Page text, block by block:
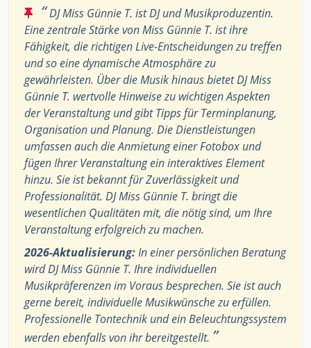
“DJ Miss Günnie T. ist DJ und Musikproduzentin.
Eine zentrale Stärke von Miss Günnie T. ist ihre
Fähigkeit, die richtigen Live-Entscheidungen zu treffen
und so eine dynamische Atmosphäre zu
gewährleisten. Über die Musik hinaus bietet DJ Miss
Günnie T. wertvolle Hinweise zu wichtigen Aspekten
der Veranstaltung und gibt Tipps für Terminplanung,
Organisation und Planung. Die Dienstleistungen
umfassen auch die Anmietung einer Fotobox und
fügen Ihrer Veranstaltung ein interaktives Element
hinzu. Sie ist bekannt für Zuverlässigkeit und
Professionalität. DJ Miss Günnie T. bringt die
wesentlichen Qualitäten mit, die nötig sind, um Ihre
Veranstaltung erfolgreich zu machen.
2026-Aktualisierung:In einer persönlichen Beratung
wird DJ Miss Günnie T. Ihre individuellen
Musikpräferenzen im Voraus besprechen. Sie ist auch
gerne bereit, individuelle Musikwünsche zu erfüllen.
Professionelle Tontechnik und ein Beleuchtungssystem
werden ebenfalls von ihr bereitgestellt. ”